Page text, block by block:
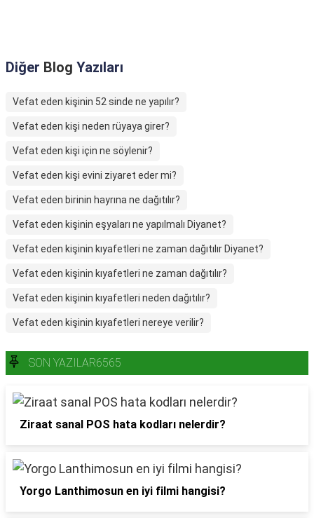
Diğer Blog Yazıları
Vefat eden kişinin 52 sinde ne yapılır?
Vefat eden kişi neden rüyaya girer?
Vefat eden kişi için ne söylenir?
Vefat eden kişi evini ziyaret eder mi?
Vefat eden birinin hayrına ne dağıtılır?
Vefat eden kişinin eşyaları ne yapılmalı Diyanet?
Vefat eden kişinin kıyafetleri ne zaman dağıtılır Diyanet?
Vefat eden kişinin kıyafetleri ne zaman dağıtılır?
Vefat eden kişinin kıyafetleri neden dağıtılır?
Vefat eden kişinin kıyafetleri nereye verilir?
SON YAZILAR6565
Ziraat sanal POS hata kodları nelerdir?
Yorgo Lanthimosun en iyi filmi hangisi?